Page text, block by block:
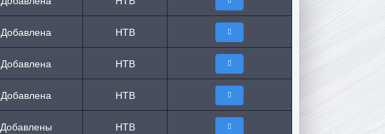
Добавлена НТВ
Добавлена НТВ
Добавлена НТВ
Добавлены НТВ